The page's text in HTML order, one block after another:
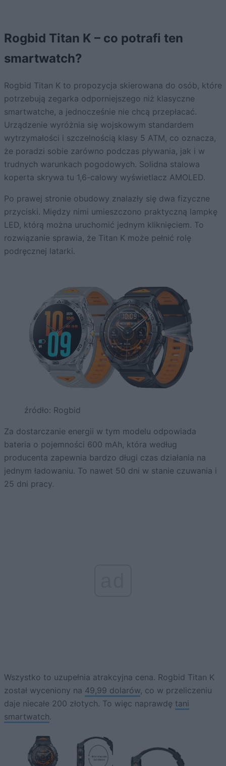
Rogbid Titan K – co potrafi ten
smartwatch?
Rogbid Titan K to propozycja skierowana do osób, które
potrzebują zegarka odporniejszego niż klasyczne
smartwatche, a jednocześnie nie chcą przepłacać.
Urządzenie wyróżnia się wojskowym standardem
wytrzymałości i szczelnością klasy 5 ATM, co oznacza,
że poradzi sobie zarówno podczas pływania, jak i w
trudnych warunkach pogodowych. Solidna stalowa
koperta skrywa tu 1,6-calowy wyświetlacz AMOLED.
Po prawej stronie obudowy znalazły się dwa fizyczne
przyciski. Między nimi umieszczono praktyczną lampkę
LED, którą można uruchomić jednym kliknięciem. To
rozwiązanie sprawia, że Titan K może pełnić rolę
podręcznej latarki.
źródło: Rogbid
Za dostarczanie energii w tym modelu odpowiada
bateria o pojemności 600 mAh, która według
producenta zapewnia bardzo długi czas działania na
jednym ładowaniu. To nawet 50 dni w stanie czuwania i
25 dni pracy.
Wszystko to uzupełnia atrakcyjna cena. Rogbid Titan K
został wyceniony na 49,99 dolarów, co w przeliczeniu
daje niecałe 200 złotych. To więc naprawdę tani
smartwatch.